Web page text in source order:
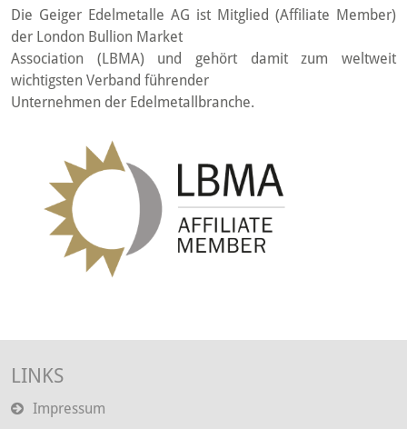
Die Geiger Edelmetalle AG ist Mitglied (Affiliate Member)
der London Bullion Market
Association (LBMA) und gehört damit zum weltweit
wichtigsten Verband führender
Unternehmen der Edelmetallbranche.
LINKS
Impressum